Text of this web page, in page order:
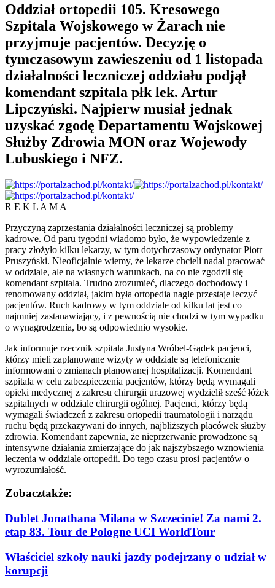
Oddział ortopedii 105. Kresowego
Szpitala Wojskowego w Żarach nie
przyjmuje pacjentów. Decyzję o
tymczasowym zawieszeniu od 1 listopada
działalności leczniczej oddziału podjął
komendant szpitala płk lek. Artur
Lipczyński. Najpierw musiał jednak
uzyskać zgodę Departamentu Wojskowej
Służby Zdrowia MON oraz Wojewody
Lubuskiego i NFZ.
R E K L A M A
Przyczyną zaprzestania działalności leczniczej są problemy
kadrowe. Od paru tygodni wiadomo było, że wypowiedzenie z
pracy złożyło kilku lekarzy, w tym dotychczasowy ordynator Piotr
Pruszyński. Nieoficjalnie wiemy, że lekarze chcieli nadal pracować
w oddziale, ale na własnych warunkach, na co nie zgodził się
komendant szpitala. Trudno zrozumieć, dlaczego dochodowy i
renomowany oddział, jakim była ortopedia nagle przestaje leczyć
pacjentów. Ruch kadrowy w tym oddziale od kilku lat jest co
najmniej zastanawiający, i z pewnością nie chodzi w tym wypadku
o wynagrodzenia, bo są odpowiednio wysokie.
Jak informuje rzecznik szpitala Justyna Wróbel-Gądek pacjenci,
którzy mieli zaplanowane wizyty w oddziale są telefonicznie
informowani o zmianach planowanej hospitalizacji. Komendant
szpitala w celu zabezpieczenia pacjentów, którzy będą wymagali
opieki medycznej z zakresu chirurgii urazowej wydzielił sześć łóżek
szpitalnych w oddziale chirurgii ogólnej. Pacjenci, którzy będą
wymagali świadczeń z zakresu ortopedii traumatologii i narządu
ruchu będą przekazywani do innych, najbliższych placówek służby
zdrowia. Komendant zapewnia, że nieprzerwanie prowadzone są
intensywne działania zmierzające do jak najszybszego wznowienia
leczenia w oddziale ortopedii. Do tego czasu prosi pacjentów o
wyrozumiałość.
Zobacztakże:
Dublet Jonathana Milana w Szczecinie! Za nami 2.
etap 83. Tour de Pologne UCI WorldTour
Właściciel szkoły nauki jazdy podejrzany o udział w
korupcji